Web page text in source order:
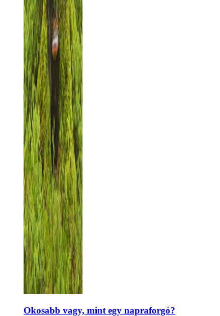
Okosabb vagy, mint egy napraforgó?